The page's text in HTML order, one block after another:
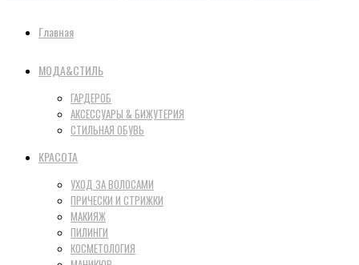
Главная
МОДА&СТИЛЬ
ГАРДЕРОБ
АКСЕССУАРЫ & БИЖУТЕРИЯ
СТИЛЬНАЯ ОБУВЬ
КРАСОТА
УХОД ЗА ВОЛОСАМИ
ПРИЧЕСКИ И СТРИЖКИ
МАКИЯЖ
ПИЛИНГИ
КОСМЕТОЛОГИЯ